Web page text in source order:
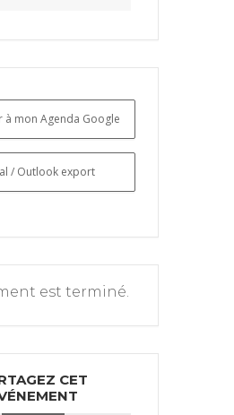
à mon Agenda Google
/ Outlook export
est terminé.
CET